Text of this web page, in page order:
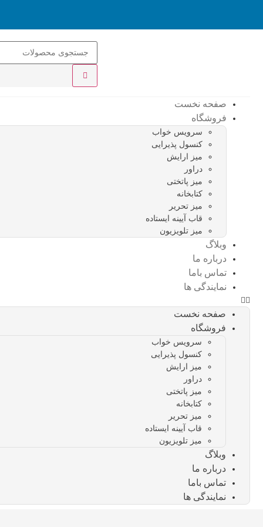
صفحه نخست
فروشگاه
سرویس خواب
کنسول پذیرایی
میز ارایش
دراور
میز پاتختی
کتابخانه
میز تحریر
قاب آیینه ایستاده
میز تلویزیون
وبلاگ
درباره ما
تماس باما
نمایندگی ها
صفحه نخست
فروشگاه
سرویس خواب
کنسول پذیرایی
میز ارایش
دراور
میز پاتختی
کتابخانه
میز تحریر
قاب آیینه ایستاده
میز تلویزیون
وبلاگ
درباره ما
تماس باما
نمایندگی ها